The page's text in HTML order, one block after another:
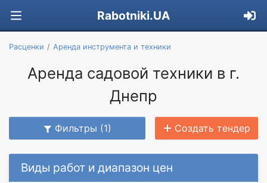
Rabotniki.UA
Расценки Аренда инструмента и техники
Аренда садовой техники в г.
Днепр
Фильтры (1) Создать тендер
Виды работ и диапазон цен